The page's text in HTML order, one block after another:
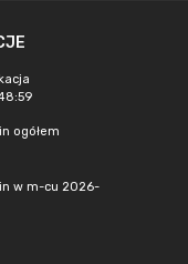
ogółem
w m-cu 2026-